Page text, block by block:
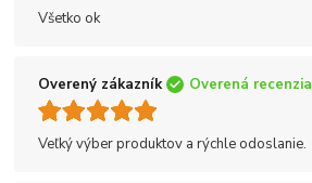
Všetko ok
Overený zákazník Overená recenzia
Veľký výber produktov a rýchle odoslanie.